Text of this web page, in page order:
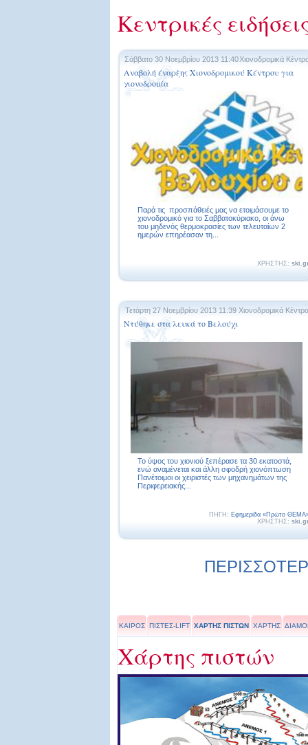
Κεντρικές
Σάββατο 30 Νοεμβρίου 2013 11:40Χιονοδρομικά
Αναβολή έναρξης Χιονοδρομικού Κέντρου για
χιονοδρομία
Παρά τις προσπάθειές μας να ετοιμάσουμε το
χιονοδρομικό για το Σαββατοκύριακο, οι άνω
του μηδενός θερμοκρασίες των τελευταίων 2
ημερών επηρέασαν τη...
ΧΡΗΣΤΗΣ:
Τετάρτη 27 Νοεμβρίου 2013 11:39 Χιονοδρομικά Κέντρα
Ντύθηκε στα λευκά το Βελούχι
Το ύψος του χιονιού ξεπέρασε τα 30 εκατοστά,
ενώ αναμένεται και άλλη σφοδρή χιονόπτωση
Πανέτοιμοι οι χειριστές των μηχανημάτων της
Περιφερειακής...
ΠΗΓΗ: Εφημερίδα «Πρώτο
ΧΡΗΣΤΗΣ:
ΚΑΙΡΟΣ ΠΙΣΤΕΣ-LIFT ΧΑΡΤΗΣ ΠΙΣΤΩΝ ΧΑΡΤΗΣ
Χάρτης πιστών